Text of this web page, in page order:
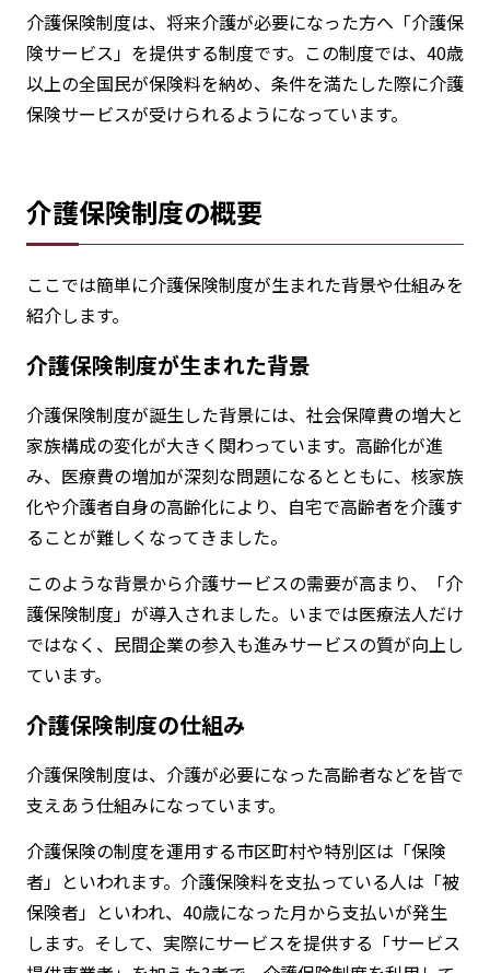
介護保険制度は、将来介護が必要になった方へ「介護保
険サービス」を提供する制度です。この制度では、40歳
以上の全国民が保険料を納め、条件を満たした際に介護
保険サービスが受けられるようになっています。
介護保険制度の概要
ここでは簡単に介護保険制度が生まれた背景や仕組みを
紹介します。
介護保険制度が生まれた背景
介護保険制度が誕生した背景には、社会保障費の増大と
家族構成の変化が大きく関わっています。高齢化が進
み、医療費の増加が深刻な問題になるとともに、核家族
化や介護者自身の高齢化により、自宅で高齢者を介護す
ることが難しくなってきました。
このような背景から介護サービスの需要が高まり、「介
護保険制度」が導入されました。いまでは医療法人だけ
ではなく、民間企業の参入も進みサービスの質が向上し
ています。
介護保険制度の仕組み
介護保険制度は、介護が必要になった高齢者などを皆で
支えあう仕組みになっています。
介護保険の制度を運用する市区町村や特別区は「保険
者」といわれます。介護保険料を支払っている人は「被
保険者」といわれ、40歳になった月から支払いが発生
します。そして、実際にサービスを提供する「サービス